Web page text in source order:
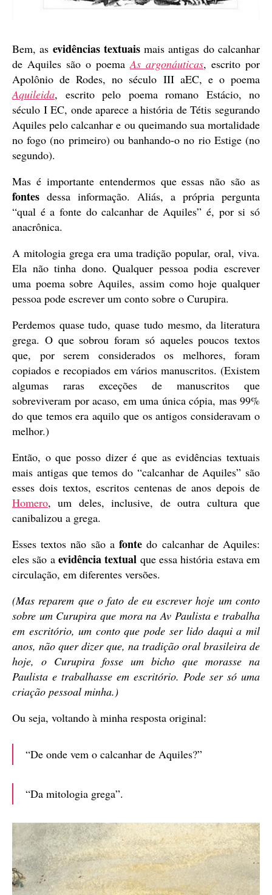
Bem, as evidências textuaismais antigas do calcanhar
de Aquiles são o poemaAs argonáuticas, escrito por
Apolônio de Rodes, no século III aEC, e o poema
Aquileida, escrito pelo poema romano Estácio, no
século I EC, onde aparece a história de Tétis segurando
Aquiles pelo calcanhar e ou queimando sua mortalidade
no fogo (no primeiro) ou banhando-o no rio Estige (no
segundo).
Mas é importante entendermos que essas não são as
fontes dessa informação. Aliás, a própria pergunta
“qual é a fonte do calcanhar de Aquiles” é, por si só
anacrônica.
A mitologia grega era uma tradição popular, oral, viva.
Ela não tinha dono. Qualquer pessoa podia escrever
uma poema sobre Aquiles, assim como hoje qualquer
pessoa pode escrever um conto sobre o Curupira.
Perdemos quase tudo, quase tudo mesmo, da literatura
grega. O que sobrou foram só aqueles poucos textos
que, por serem considerados os melhores, foram
copiados e recopiados em vários manuscritos. (Existem
algumas raras exceções de manuscritos que
sobreviveram por acaso, em uma única cópia, mas 99%
do que temos era aquilo que os antigos consideravam o
melhor.)
Então, o que posso dizer é que as evidências textuais
mais antigas que temos do “calcanhar de Aquiles” são
esses dois textos, escritos centenas de anos depois de
Homero, um deles, inclusive, de outra cultura que
canibalizou a grega.
Esses textos não são afontedo calcanhar de Aquiles:
eles são a evidência textual que essa história estava em
circulação, em diferentes versões.
(Mas reparem que o fato de eu escrever hoje um conto
sobre um Curupira que mora na Av Paulista e trabalha
em escritório, um conto que pode ser lido daqui a mil
anos, não quer dizer que, na tradição oral brasileira de
hoje, o Curupira fosse um bicho que morasse na
Paulista e trabalhasse em escritório. Pode ser só uma
criação pessoal minha.)
Ou seja, voltando à minha resposta original:
“De onde vem o calcanhar de Aquiles?”
“Da mitologia grega”.